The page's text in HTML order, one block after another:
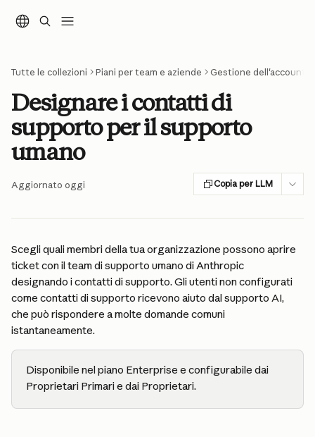
Tutte le collezioni Piani per team e aziende Gestione dell'account e
Designare i contatti di
supporto per il supporto
umano
Aggiornato oggi Copia per LLM
Scegli quali membri della tua organizzazione possono aprire
ticket con il team di supporto umano di Anthropic
designando i contatti di supporto. Gli utenti non configurati
come contatti di supporto ricevono aiuto dal supporto AI,
che può rispondere a molte domande comuni
istantaneamente.
Disponibile nel piano Enterprise e configurabile dai
Proprietari Primari e dai Proprietari.